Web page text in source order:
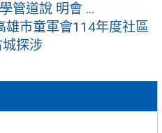
管道說 明會 ...
雄市童軍會114年度社區
探涉